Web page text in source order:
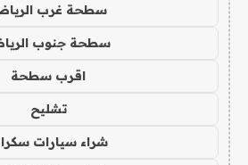
سطحة غرب
سطحة جنوب
اقرب سطحة
تشليح
شراء سيارات